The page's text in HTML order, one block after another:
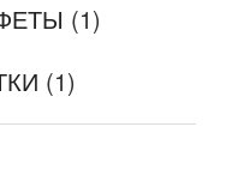
(1)
(1)